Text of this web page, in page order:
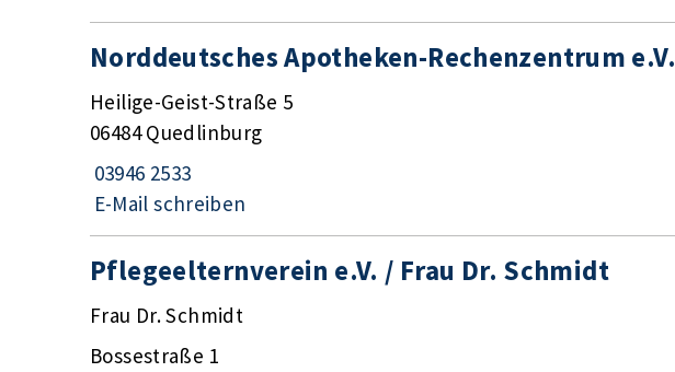
Norddeutsches Apotheken-Rechenzentrum e.V.
Heilige-Geist-Straße 5
06484 Quedlinburg
03946 2533
E-Mail schreiben
Pflegeelternverein e.V. / Frau Dr. Schmidt
Frau Dr. Schmidt
Bossestraße 1